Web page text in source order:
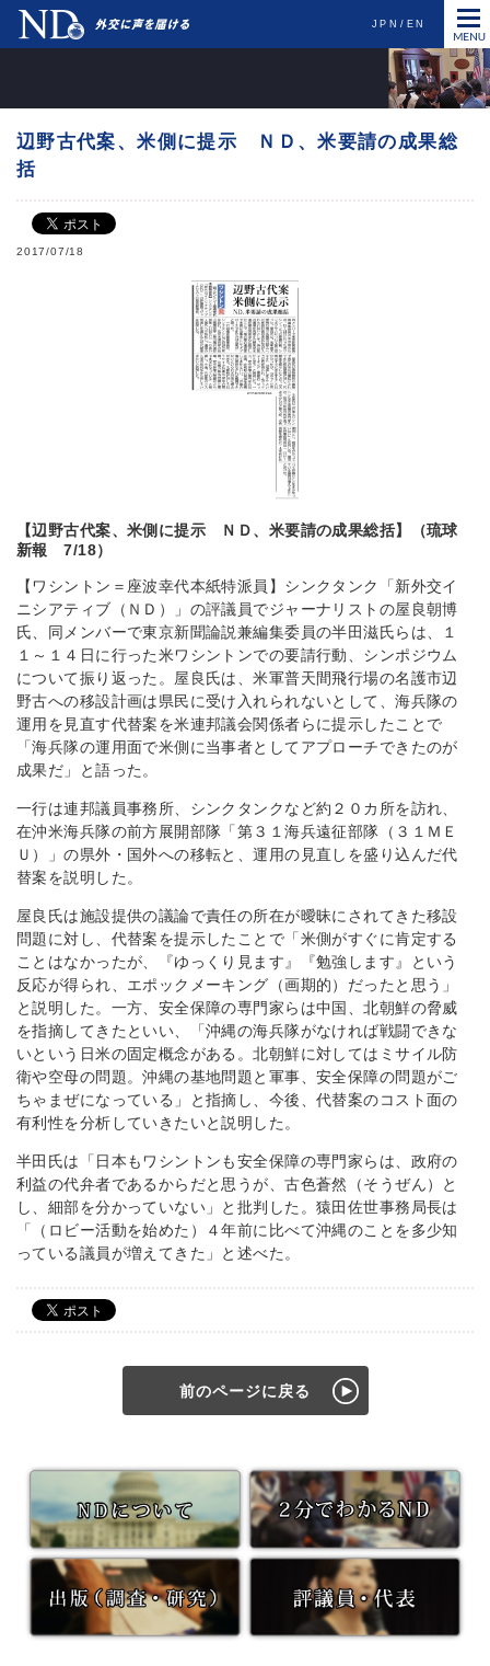
JPN EN
辺野古代案、米側に提示 ＮＤ、米要請の成果総
括
2017/07/18
【辺野古代案、米側に提示 ＮＤ、米要請の成果総括】（琉球
新報 7/18）
【ワシントン＝座波幸代本紙特派員】シンクタンク「新外交イ
ニシアティブ（ＮＤ）」の評議員でジャーナリストの屋良朝博
氏、同メンバーで東京新聞論説兼編集委員の半田滋氏らは、１
１～１４日に行った米ワシントンでの要請行動、シンポジウム
について振り返った。屋良氏は、米軍普天間飛行場の名護市辺
野古への移設計画は県民に受け入れられないとして、海兵隊の
運用を見直す代替案を米連邦議会関係者らに提示したことで
「海兵隊の運用面で米側に当事者としてアプローチできたのが
成果だ」と語った。
一行は連邦議員事務所、シンクタンクなど約２０カ所を訪れ、
在沖米海兵隊の前方展開部隊「第３１海兵遠征部隊（３１ＭＥ
Ｕ）」の県外・国外への移転と、運用の見直しを盛り込んだ代
替案を説明した。
屋良氏は施設提供の議論で責任の所在が曖昧にされてきた移設
問題に対し、代替案を提示したことで「米側がすぐに肯定する
ことはなかったが、『ゆっくり見ます』『勉強します』という
反応が得られ、エポックメーキング（画期的）だったと思う」
と説明した。一方、安全保障の専門家らは中国、北朝鮮の脅威
を指摘してきたといい、「沖縄の海兵隊がなければ戦闘できな
いという日米の固定概念がある。北朝鮮に対してはミサイル防
衛や空母の問題。沖縄の基地問題と軍事、安全保障の問題がご
ちゃまぜになっている」と指摘し、今後、代替案のコスト面の
有利性を分析していきたいと説明した。
半田氏は「日本もワシントンも安全保障の専門家らは、政府の
利益の代弁者であるからだと思うが、古色蒼然（そうぜん）と
し、細部を分かっていない」と批判した。猿田佐世事務局長は
「（ロビー活動を始めた）４年前に比べて沖縄のことを多少知
っている議員が増えてきた」と述べた。
前のページに戻る